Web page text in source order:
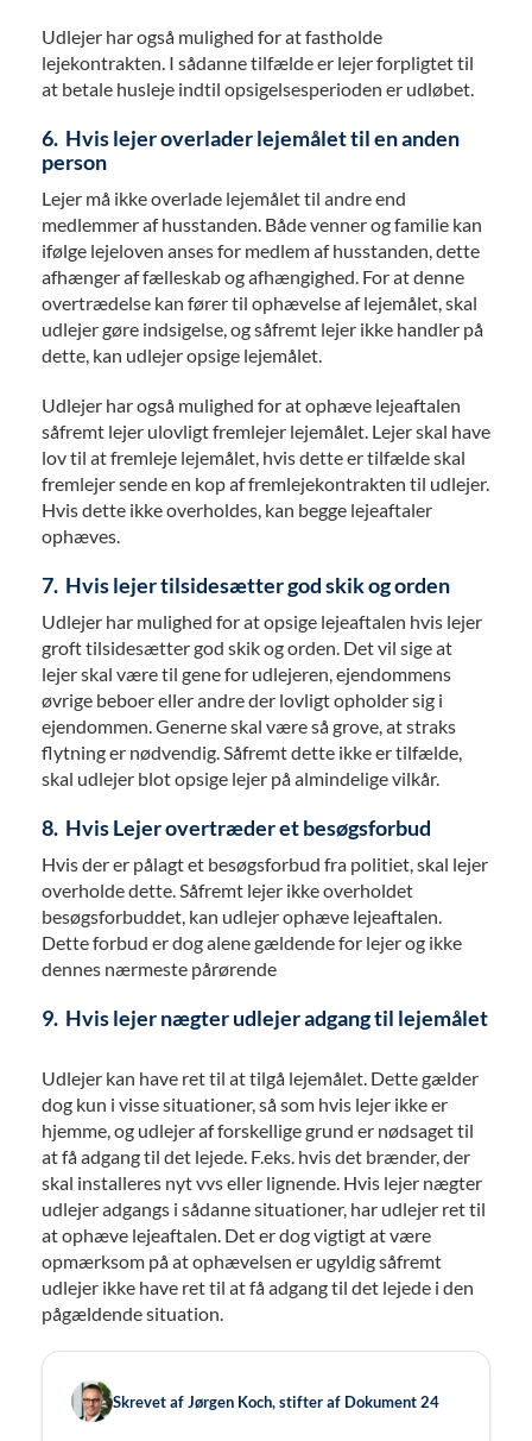
Udlejer har også mulighed for at fastholde
lejekontrakten. I sådanne tilfælde er lejer forpligtet til
at betale husleje indtil opsigelsesperioden er udløbet.
6. Hvis lejer overlader lejemålet til en anden
person
Lejer må ikke overlade lejemålet til andre end
medlemmer af husstanden. Både venner og familie kan
ifølge lejeloven anses for medlem af husstanden, dette
afhænger af fælleskab og afhængighed. For at denne
overtrædelse kan fører til ophævelse af lejemålet, skal
udlejer gøre indsigelse, og såfremt lejer ikke handler på
dette, kan udlejer opsige lejemålet.
Udlejer har også mulighed for at ophæve lejeaftalen
såfremt lejer ulovligt fremlejer lejemålet. Lejer skal have
lov til at fremleje lejemålet, hvis dette er tilfælde skal
fremlejer sende en kop af fremlejekontrakten til udlejer.
Hvis dette ikke overholdes, kan begge lejeaftaler
ophæves.
7. Hvis lejer tilsidesætter god skik og orden
Udlejer har mulighed for at opsige lejeaftalen hvis lejer
groft tilsidesætter god skik og orden. Det vil sige at
lejer skal være til gene for udlejeren, ejendommens
øvrige beboer eller andre der lovligt opholder sig i
ejendommen. Generne skal være så grove, at straks
flytning er nødvendig. Såfremt dette ikke er tilfælde,
skal udlejer blot opsige lejer på almindelige vilkår.
8. Hvis Lejer overtræder et besøgsforbud
Hvis der er pålagt et besøgsforbud fra politiet, skal lejer
overholde dette. Såfremt lejer ikke overholdet
besøgsforbuddet, kan udlejer ophæve lejeaftalen.
Dette forbud er dog alene gældende for lejer og ikke
dennes nærmeste pårørende
9. Hvis lejer nægter udlejer adgang til lejemålet
Udlejer kan have ret til at tilgå lejemålet. Dette gælder
dog kun i visse situationer, så som hvis lejer ikke er
hjemme, og udlejer af forskellige grund er nødsaget til
at få adgang til det lejede. F.eks. hvis det brænder, der
skal installeres nyt vvs eller lignende. Hvis lejer nægter
udlejer adgangs i sådanne situationer, har udlejer ret til
at ophæve lejeaftalen. Det er dog vigtigt at være
opmærksom på at ophævelsen er ugyldig såfremt
udlejer ikke have ret til at få adgang til det lejede i den
pågældende situation.
Skrevet af Jørgen Koch, stifter af Dokument 24